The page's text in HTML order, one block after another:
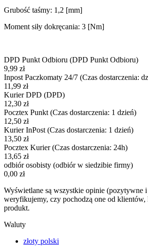
Grubość taśmy: 1,2 [mm]
Moment siły dokręcania: 3 [Nm]
DPD Punkt Odbioru (DPD Punkt Odbioru)
9,99 zł
Inpost Paczkomaty 24/7 (Czas dostarczenia:
11,99 zł
Kurier DPD (DPD)
12,30 zł
Pocztex Punkt (Czas dostarczenia: 1 dzień)
12,50 zł
Kurier InPost (Czas dostarczenia: 1 dzień)
13,50 zł
Pocztex Kurier(Czas dostarczenia: 24h)
13,65 zł
odbiór osobisty (odbiór w siedzibie firmy)
0,00 zł
Wyświetlane są wszystkie opinie (pozytywne
weryfikujemy, czy pochodzą one od
produkt.
Waluty
złoty polski